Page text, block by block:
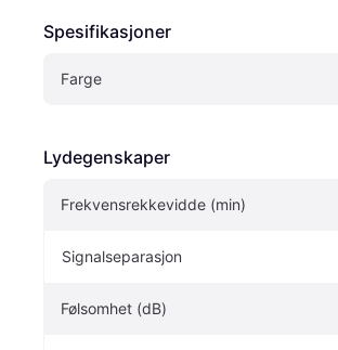
Spesifikasjoner
Farge
Lydegenskaper
Frekvensrekkevidde (min)
Signalseparasjon
Følsomhet (dB)